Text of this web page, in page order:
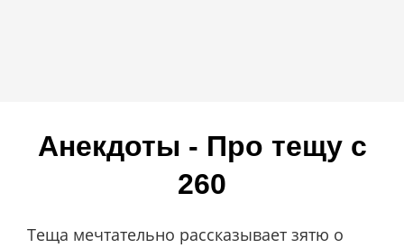
Анекдоты - Про тещу c
260
Теща мечтательно рассказывает зятю о